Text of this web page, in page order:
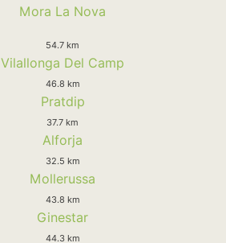
Mora La Nova
54.7 km
Vilallonga Del Camp
46.8 km
Pratdip
37.7 km
Alforja
32.5 km
Mollerussa
43.8 km
Ginestar
44.3 km